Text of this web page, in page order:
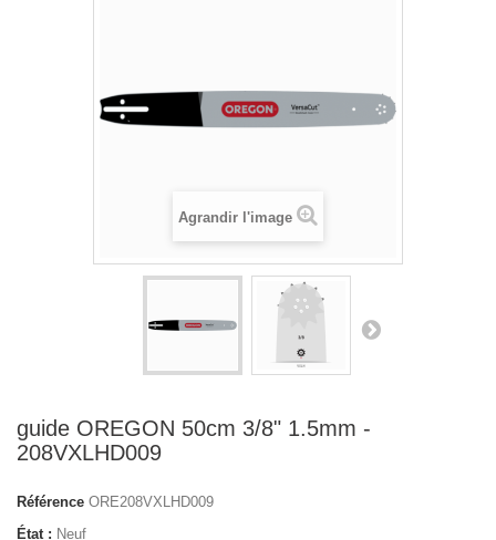
Agrandir l'image
guide OREGON 50cm 3/8" 1.5mm -
208VXLHD009
Référence ORE208VXLHD009
État : Neuf